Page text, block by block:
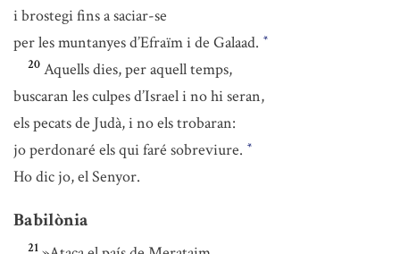
i brostegi fins a saciar-se
per les muntanyes d’Efraïm i de Galaad. *
20 Aquells dies, per aquell temps,
buscaran les culpes d’Israel i no hi seran,
els pecats de Judà, i no els trobaran:
jo perdonaré els qui faré sobreviure. *
Ho dic jo, el Senyor.
Babilònia
21